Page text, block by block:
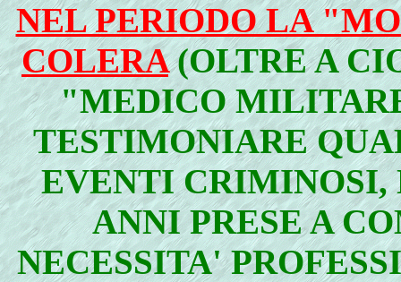
NEL PERIODO LA
COLERA(OLTRE A
"MEDICO
TESTIMONIARE
EVENTI CRIMINOSI,
ANNI PRESE A
NECESSITA'